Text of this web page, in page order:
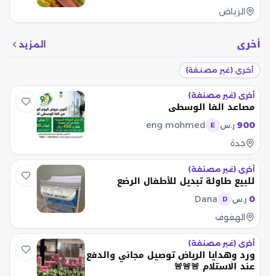
الرياض
أخرى المزيد
أخرى (غير مصنفة)
أخرى (غير مصنفة)
مصاعد الفا الوسطي
900 ر.س E
eng mohmed
جدة
أخرى (غير مصنفة)
للبيع طاولة تبديل للأطفال الرضع
0 ر.س D
Dana
الهفوف
أخرى (غير مصنفة)
ورد وهدايا الرياض توصيل مجاني والدفع
عند الاستلام 🚨🚨🚨